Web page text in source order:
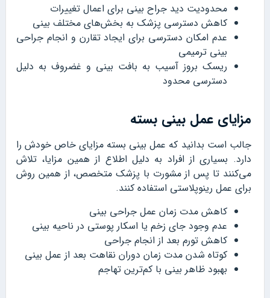
محدودیت دید جراح بینی برای اعمال تغییرات
کاهش دسترسی پزشک به بخش‌های مختلف بینی
عدم امکان دسترسی برای ایجاد تقارن و انجام جراحی
بینی ترمیمی
ریسک بروز آسیب به بافت بینی و غضروف به دلیل
دسترسی محدود
مزایای عمل بینی بسته
جالب است بدانید که عمل بینی بسته مزایای خاص خودش را
دارد. بسیاری از افراد به دلیل اطلاع از همین مزایا، تلاش
می‌کنند تا پس از مشورت با پزشک متخصص، از همین روش
برای عمل رینوپلاستی استفاده کنند.
کاهش مدت زمان عمل جراحی بینی
عدم وجود جای زخم یا اسکار پوستی در ناحیه بینی
کاهش تورم بعد از انجام جراحی
کوتاه شدن مدت زمان دوران نقاهت بعد از عمل بینی
بهبود ظاهر بینی با کم‌ترین تهاجم